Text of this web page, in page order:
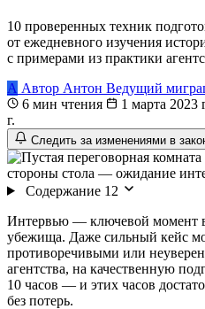
10 проверенных техник
от ежедневного изучения
с примерами из практики
А Автор Антон Ведущий
6 мин чтения
1 марта 2023
г.
Следить за изменениями в
Содержание 12
Интервью — ключевой момент
убежища. Даже сильный кейс
противоречивыми или
агентства, на качественную
10 часов — и этих часов
без потерь.